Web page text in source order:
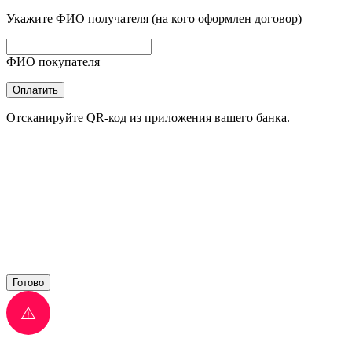
Укажите ФИО получателя (на кого оформлен договор)
ФИО покупателя
Оплатить
Отсканируйте QR-код из приложения вашего банка.
Готово